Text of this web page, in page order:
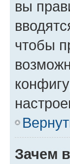
вы
чтобы
Зачем